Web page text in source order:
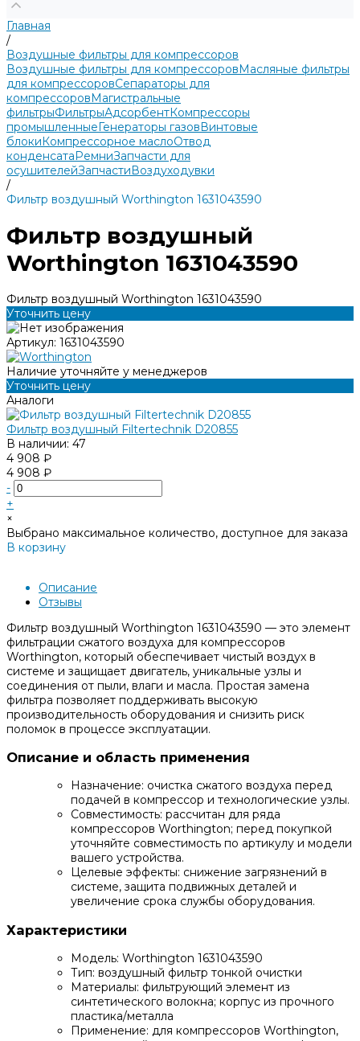
Главная
/
Воздушные фильтры для компрессоров
Воздушные фильтры для компрессоровМасляные фильтры
для компрессоровСепараторы для
компрессоровМагистральные
фильтрыФильтрыАдсорбентКомпрессоры
промышленныеГенераторы газовВинтовые
блокиКомпрессорное маслоОтвод
конденсатаРемниЗапчасти для
осушителейЗапчастиВоздуходувки
/
Фильтр воздушный Worthington 1631043590
Фильтр воздушный
Worthington 1631043590
Фильтр воздушный Worthington 1631043590
Уточнить цену
Артикул: 1631043590
Наличие уточняйте у менеджеров
Уточнить цену
Аналоги
Фильтр воздушный Filtertechnik D20855
В наличии: 47
4 908 ₽
4 908 ₽
-
+
×
Выбрано максимальное количество, доступное для заказа
В корзину
Описание
Отзывы
Фильтр воздушный Worthington 1631043590 — это элемент
фильтрации сжатого воздуха для компрессоров
Worthington, который обеспечивает чистый воздух в
системе и защищает двигатель, уникальные узлы и
соединения от пыли, влаги и масла. Простая замена
фильтра позволяет поддерживать высокую
производительность оборудования и снизить риск
поломок в процессе эксплуатации.
Описание и область применения
Назначение: очистка сжатого воздуха перед
подачей в компрессор и технологические узлы.
Совместимость: рассчитан для ряда
компрессоров Worthington; перед покупкой
уточняйте совместимость по артикулу и модели
вашего устройства.
Целевые эффекты: снижение загрязнений в
системе, защита подвижных деталей и
увеличение срока службы оборудования.
Характеристики
Модель: Worthington 1631043590
Тип: воздушный фильтр тонкой очистки
Материалы: фильтрующий элемент из
синтетического волокна; корпус из прочного
пластика/металла
Применение: для компрессоров Worthington,